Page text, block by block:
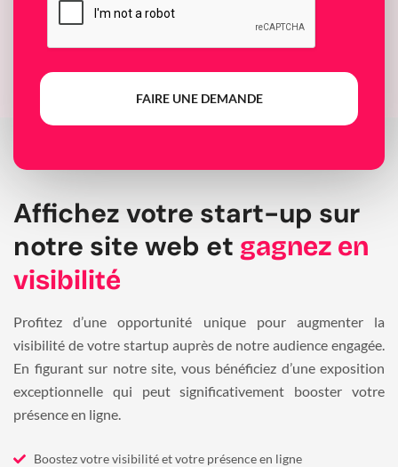
FAIRE UNE DEMANDE
Affichez votre start-up sur
notre site web et gagnez en
visibilité
Profitez d’une opportunité unique pour augmenter la
visibilité de votre startup auprès de notre audience engagée.
En figurant sur notre site, vous bénéficiez d’une exposition
exceptionnelle qui peut significativement booster votre
présence en ligne.
Boostez votre visibilité et votre présence en ligne